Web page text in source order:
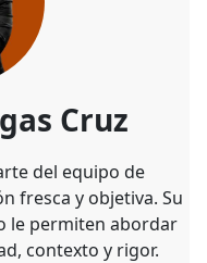
Cruz
del equipo de
fresca y objetiva. Su
le permiten abordar
contexto y rigor.